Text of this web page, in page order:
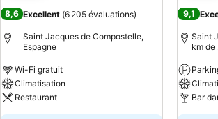
8,6 Excellent (6 205 évaluations)
Saint Jacques de Compostelle,
Espagne
Wi-Fi gratuit
Climatisation
Restaurant
9,1
Saint
km
Bar